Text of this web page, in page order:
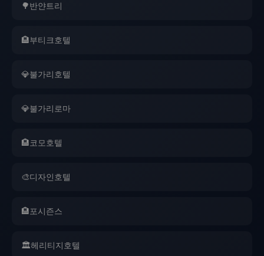
🌳반얀트리
🏨부티크호텔
💎불가리호텔
💎불가리로마
🏨코모호텔
🎨디자인호텔
🏨포시즌스
🏛️헤리티지호텔